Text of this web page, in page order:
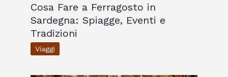
Cosa Fare a Ferragosto in
Sardegna: Spiagge, Eventi e
Tradizioni
Viaggi